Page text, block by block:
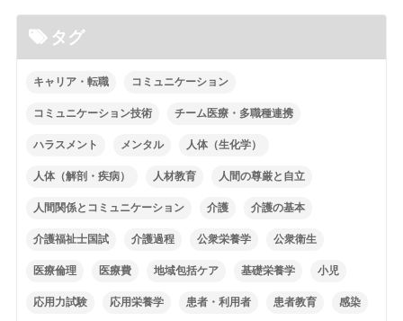
タグ
キャリア・転職 コミュニケーション
コミュニケーション技術 チーム医療・多職種連携
ハラスメント メンタル 人体（生化学）
人体（解剖・疾病） 人材教育 人間の尊厳と自立
人間関係とコミュニケーション 介護 介護の基本
介護福祉士国試 介護過程 公衆栄養学 公衆衛生
医療倫理 医療費 地域包括ケア 基礎栄養学 小児
応用力試験 応用栄養学 患者・利用者 患者教育 感染